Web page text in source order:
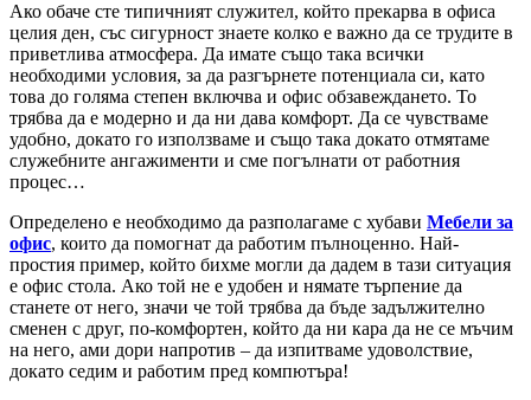
Ако обаче сте типичният служител, който прекарва в офиса
целия ден, със сигурност знаете колко е важно да се трудите в
приветлива атмосфера. Да имате също така всички
необходими условия, за да разгърнете потенциала си, като
това до голяма степен включва и офис обзавеждането. То
трябва да е модерно и да ни дава комфорт. Да се чувстваме
удобно, докато го използваме и също така докато отмятаме
служебните ангажименти и сме погълнати от работния
процес…
Определено е необходимо да разполагаме с хубави Мебели за
офис, които да помогнат да работим пълноценно. Най-
простия пример, който бихме могли да дадем в тази ситуация
е офис стола. Ако той не е удобен и нямате търпение да
станете от него, значи че той трябва да бъде задължително
сменен с друг, по-комфортен, който да ни кара да не се мъчим
на него, ами дори напротив – да изпитваме удоволствие,
докато седим и работим пред компютъра!